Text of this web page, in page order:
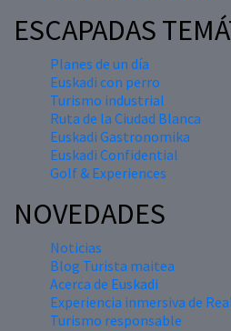
ESCAPADAS
Planes de un día
Euskadi con perro
Turismo industrial
Ruta de la Ciudad Blanca
Euskadi Gastronomika
Euskadi Confidential
Golf & Experiences
NOVEDADES
Noticias
Blog Turista maitea
Acerca de Euskadi
Experiencia inmersiva de
Turismo responsable